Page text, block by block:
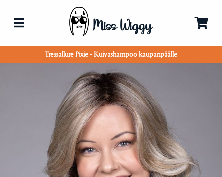
Tressallure Pixie - Kuivashampoo kaupanpäälle
Miss Wiggy